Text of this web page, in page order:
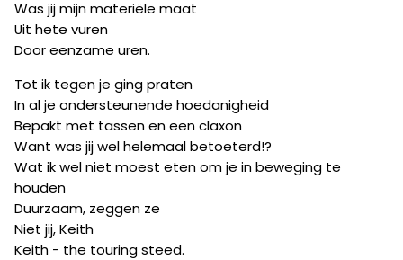
Was jij mijn materiële maat
Uit hete vuren
Door eenzame uren.
Tot ik tegen je ging praten
In al je ondersteunende hoedanigheid
Bepakt met tassen en een claxon
Want was jij wel helemaal betoeterd!?
Wat ik wel niet moest eten om je in beweging te
houden
Duurzaam, zeggen ze
Niet jij, Keith
Keith - the touring steed.